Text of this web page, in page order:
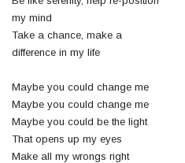
my mind
Take a chance, make a
difference in my life
Maybe you could change me
Maybe you could change me
Maybe you could be the light
That opens up my eyes
Make all my wrongs right